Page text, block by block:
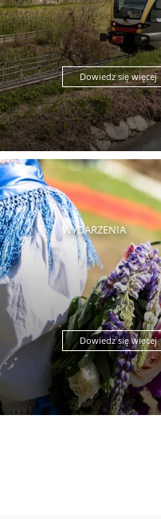
Dowiedz się więcej
WYDARZENIA
Dowiedz się więcej